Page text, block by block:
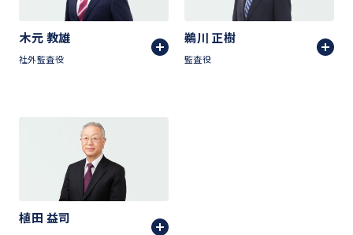
木元 教雄
社外監査役
鵜川 正樹
監査役
植田 益司